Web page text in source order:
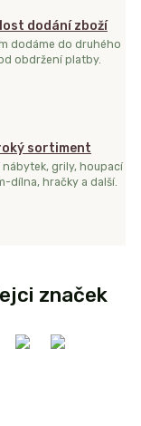
dodání zboží
dodáme do druhého
obdržení platby.
sortiment
nábytek, grily, houpací
dílna, hračky a další.
značek